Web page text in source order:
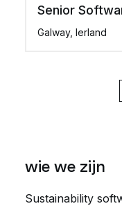
Senior
Galway, Ierland
wie we zijn
Sustainability